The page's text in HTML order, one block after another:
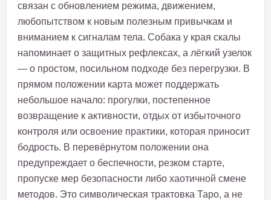
связан с обновлением режима, движением,
любопытством к новым полезным привычкам и
вниманием к сигналам тела. Собака у края скалы
напоминает о защитных рефлексах, а лёгкий узелок
— о простом, посильном подходе без перегрузки. В
прямом положении карта может поддержать
небольшое начало: прогулки, постепенное
возвращение к активности, отдых от избыточного
контроля или освоение практики, которая приносит
бодрость. В перевёрнутом положении она
предупреждает о беспечности, резком старте,
пропуске мер безопасности либо хаотичной смене
методов. Это символическая трактовка Таро, а не